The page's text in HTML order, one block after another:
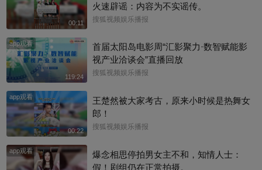
00:11
火速辟谣：内容为不实谣传。
搜狐视频娱乐播报
app观看
119:24
首届太阳岛电影周“汇影聚力·数智赋能影
视产业洽谈会”直播回放
搜狐视频娱乐播报
app观看
00:22
王楚然被大家考古，原来小时候是热舞女
郎！
搜狐视频娱乐播报
app观看
爆念相思停拍男女主不和，知情人士：
假！剧组仍在正常拍摄。